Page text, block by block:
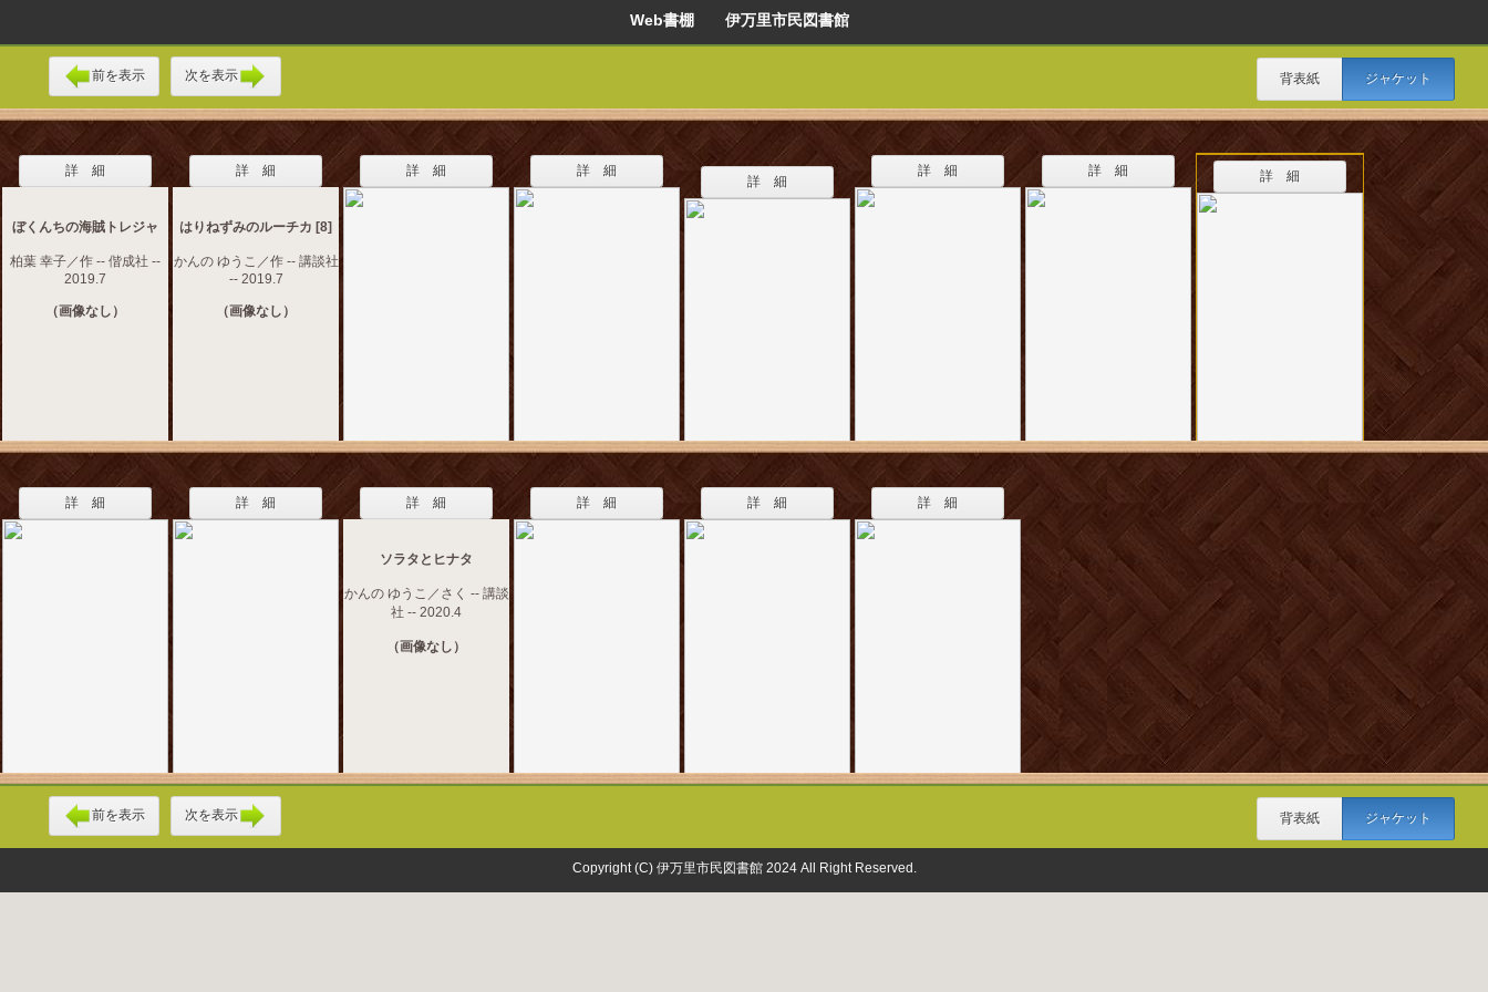
Web書棚 伊万里市民図書館
前を表示 次を表示 背表紙 ジャケット
詳 細
ぼくんちの海賊トレジャ
柏葉 幸子／作 -- 偕成社 --
2019.7
（画像なし）
詳 細
はりねずみのルーチカ [8]
かんの ゆうこ／作 -- 講談社
-- 2019.7
（画像なし）
詳 細 詳 細
詳 細
詳 細 詳 細 詳 細
詳 細 詳 細 詳 細
ソラタとヒナタ
かんの ゆうこ／さく -- 講談
社 -- 2020.4
（画像なし）
詳 細 詳 細 詳 細
前を表示 次を表示 背表紙 ジャケット
Copyright (C) 伊万里市民図書館 2024 All Right Reserved.